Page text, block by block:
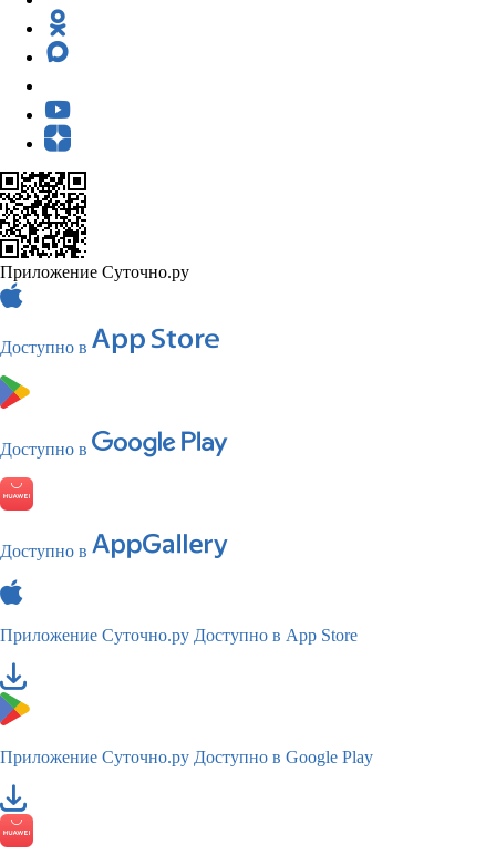
Приложение Суточно.ру
Доступно в
Доступно в
Доступно в
Приложение Суточно.ру Доступно в App Store
Приложение Суточно.ру Доступно в Google Play